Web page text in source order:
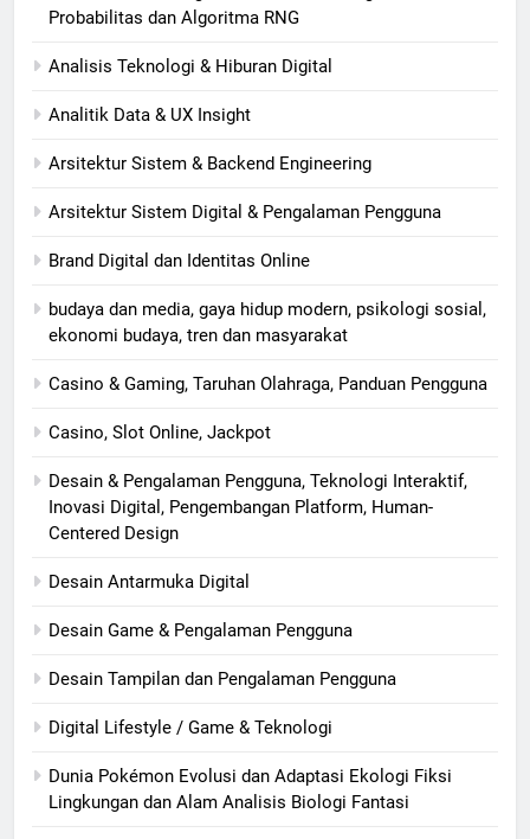
Probabilitas dan Algoritma RNG
Analisis Teknologi & Hiburan Digital
Analitik Data & UX Insight
Arsitektur Sistem & Backend Engineering
Arsitektur Sistem Digital & Pengalaman Pengguna
Brand Digital dan Identitas Online
budaya dan media, gaya hidup modern, psikologi sosial,
ekonomi budaya, tren dan masyarakat
Casino & Gaming, Taruhan Olahraga, Panduan Pengguna
Casino, Slot Online, Jackpot
Desain & Pengalaman Pengguna, Teknologi Interaktif,
Inovasi Digital, Pengembangan Platform, Human-
Centered Design
Desain Antarmuka Digital
Desain Game & Pengalaman Pengguna
Desain Tampilan dan Pengalaman Pengguna
Digital Lifestyle / Game & Teknologi
Dunia Pokémon Evolusi dan Adaptasi Ekologi Fiksi
Lingkungan dan Alam Analisis Biologi Fantasi